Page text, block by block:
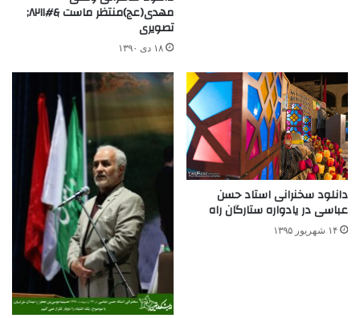
مهدی(عج)منتظر ماست &#۸۲۱۱;
تصویری
۱۸ دی ۱۳۹۰
دانلود سخنرانی استاد حسن
عباسی در یادواره ستارگان راه
۱۴ شهریور ۱۳۹۵